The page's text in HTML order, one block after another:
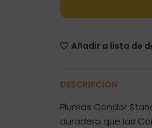
Añadir a lista de
DESCRIPCIÓN
Plumas Condor
duradera que las